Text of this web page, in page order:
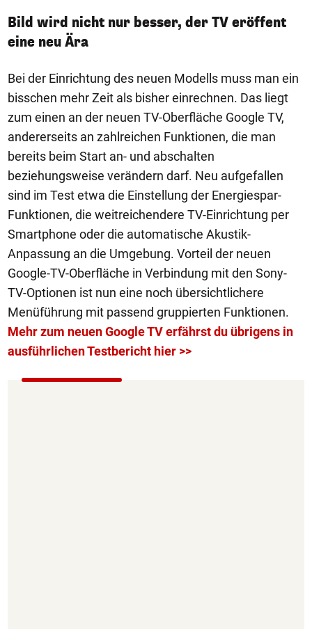
Bild wird nicht nur besser, der TV eröffent
eine neu Ära
Bei der Einrichtung des neuen Modells muss man ein
bisschen mehr Zeit als bisher einrechnen. Das liegt
zum einen an der neuen TV-Oberfläche Google TV,
andererseits an zahlreichen Funktionen, die man
bereits beim Start an- und abschalten
beziehungsweise verändern darf. Neu aufgefallen
sind im Test etwa die Einstellung der Energiespar-
Funktionen, die weitreichendere TV-Einrichtung per
Smartphone oder die automatische Akustik-
Anpassung an die Umgebung. Vorteil der neuen
Google-TV-Oberfläche in Verbindung mit den Sony-
TV-Optionen ist nun eine noch übersichtlichere
Menüführung mit passend gruppierten Funktionen.
Mehr zum neuen Google TV erfährst du übrigens in
ausführlichen Testbericht hier >>